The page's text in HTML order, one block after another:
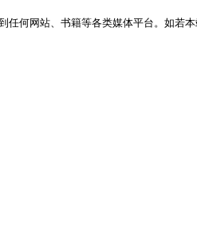
何网站、书籍等各类媒体平台。如若